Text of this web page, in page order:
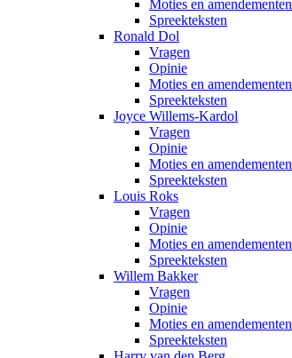
Moties en amendementen
Spreekteksten
Ronald Dol
Vragen
Opinie
Moties en amendementen
Spreekteksten
Joyce Willems-Kardol
Vragen
Opinie
Moties en amendementen
Spreekteksten
Louis Roks
Vragen
Opinie
Moties en amendementen
Spreekteksten
Willem Bakker
Vragen
Opinie
Moties en amendementen
Spreekteksten